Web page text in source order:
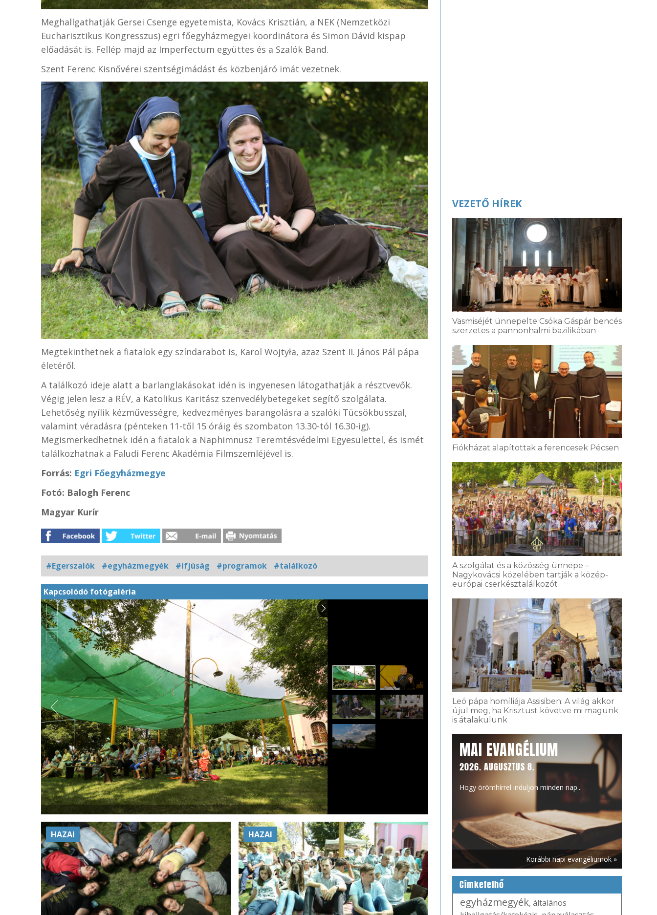
Meghallgathatják Gersei Csenge egyetemista, Kovács Krisztián, a NEK (Nemzetközi
Eucharisztikus Kongresszus) egri főegyházmegyei koordinátora és Simon Dávid kispap
előadását is. Fellép majd az Imperfectum együttes és a Szalók Band.
Szent Ferenc Kisnővérei szentségimádást és közbenjáró imát vezetnek.
Megtekinthetnek a fiatalok egy színdarabot is, Karol Wojtyła, azaz Szent II. János Pál pápa
életéről.
A találkozó ideje alatt a barlanglakásokat idén is ingyenesen látogathatják a résztvevők.
Végig jelen lesz a RÉV, a Katolikus Karitász szenvedélybetegeket segítő szolgálata.
Lehetőség nyílik kézművességre, kedvezményes barangolásra a szalóki Tücsökbusszal,
valamint véradásra (pénteken 11-től 15 óráig és szombaton 13.30-tól 16.30-ig).
Megismerkedhetnek idén a fiatalok a Naphimnusz Teremtésvédelmi Egyesülettel, és ismét
találkozhatnak a Faludi Ferenc Akadémia Filmszemléjével is.
Forrás: Egri Főegyházmegye
Fotó: Balogh Ferenc
Magyar Kurír
#Egerszalók #egyházmegyék #ifjúság #programok #találkozó
Kapcsolódó fotógaléria
HAZAI HAZAI
VEZETŐ HÍREK
Vasmiséjét ünnepelte Csóka Gáspár bencés
szerzetes a pannonhalmi bazilikában
Fiókházat alapítottak a ferencesek Pécsen
A szolgálat és a közösség ünnepe –
Nagykovácsi közelében tartják a közép-
európai cserkésztalálkozót
Leó pápa homíliája Assisiben: A világ akkor
újul meg, ha Krisztust követve mi magunk
is átalakulunk
MAI EVANGÉLIUM
2026. AUGUSZTUS 8.
Hogy örömhírrel induljon minden nap...
Korábbi napi evangéliumok »
Címkefelhő
egyházmegyék, általános